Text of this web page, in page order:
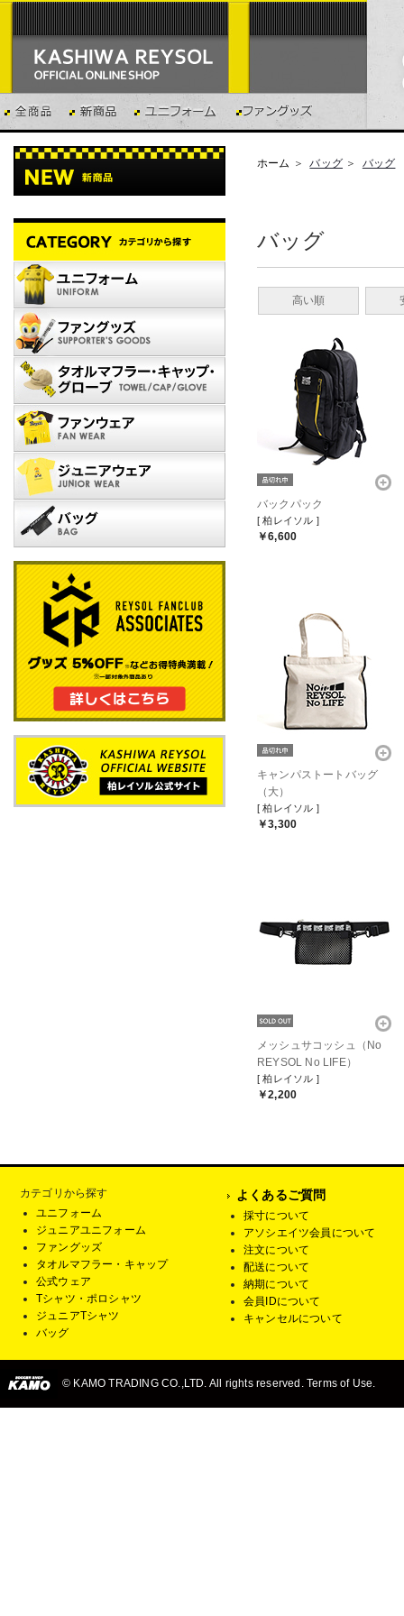
ホーム ＞バッグ ＞ バッグ
バッグ
高い順
バックパック
[ 柏レイソル ]
￥6,600
キャンパストートバッグ
（大）
[ 柏レイソル ]
￥3,300
メッシュサコッシュ（No
REYSOL No LIFE）
[ 柏レイソル ]
￥2,200
カテゴリから探す
ユニフォーム
ジュニアユニフォーム
ファングッズ
タオルマフラー・キャップ
公式ウェア
Tシャツ・ポロシャツ
ジュニアTシャツ
バッグ
よくあるご質問
採寸について
アソシエイツ会員について
注文について
配送について
納期について
会員IDについて
キャンセルについて
© KAMO TRADING CO.,LTD. All rights reserved. Terms of Use.